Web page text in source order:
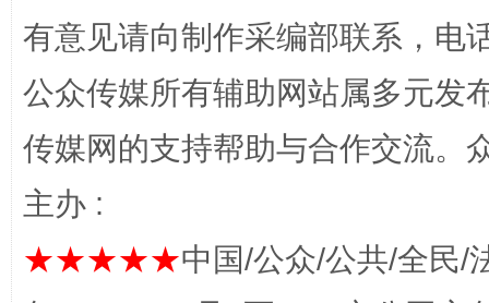
完善运行机制助力责任有效落实 一纸欠
有意见请向制作采编部联系，电
公众传媒所有辅助网站属多元发
传媒网的支持帮助与合作交流。
主办 :
★★★★★中国/公众/公共/全民/